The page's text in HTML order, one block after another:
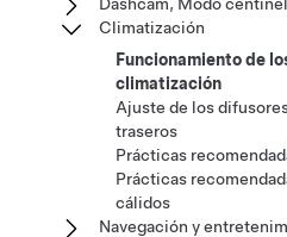
Climatización
Funcionamiento de
climatización
Ajuste de los
traseros
Prácticas
Prácticas
cálidos
Navegación y